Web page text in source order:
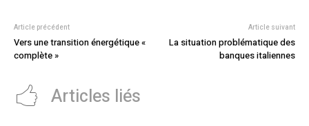
Article précédent
Vers une transition énergétique «
complète »
Article suivant
La situation problématique des
banques italiennes
Articles liés